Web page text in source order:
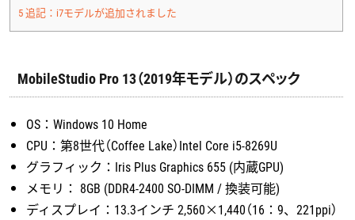
5追記：i7モデルが追加されました
MobileStudio Pro 13（2019年モデル）のスペック
OS：Windows 10 Home
CPU：第8世代（Coffee Lake）Intel Core i5-8269U
グラフィック：Iris Plus Graphics 655 (内蔵GPU)
メモリ： 8GB (DDR4-2400 SO-DIMM / 換装可能)
ディスプレイ：13.3インチ 2,560×1,440（16：9、221ppi）